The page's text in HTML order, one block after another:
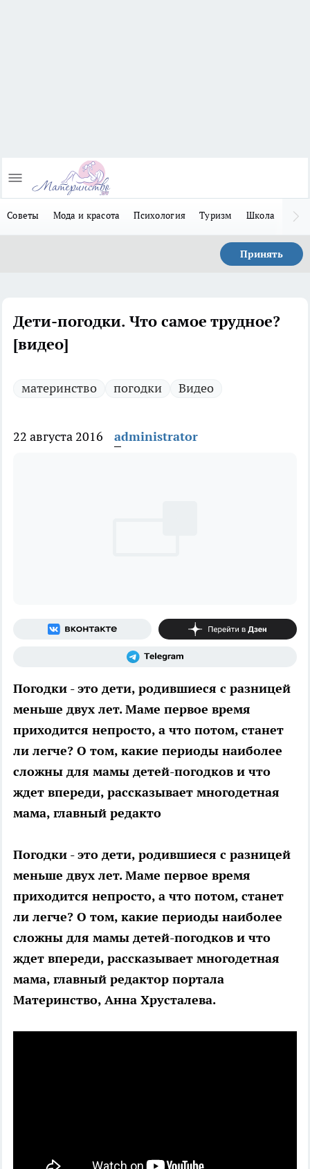
Советы Мода и красота Психология Туризм Школа
Принять
Дети-погодки. Что самое трудное?
[видео]
материнство погодки Видео
22 августа 2016 administrator
Погодки - это дети, родившиеся с разницей
меньше двух лет. Маме первое время
приходится непросто, а что потом, станет
ли легче? О том, какие периоды наиболее
сложны для мамы детей-погодков и что
ждет впереди, рассказывает многодетная
мама, главный редакто
Погодки - это дети, родившиеся с разницей
меньше двух лет. Маме первое время
приходится непросто, а что потом, станет
ли легче? О том, какие периоды наиболее
сложны для мамы детей-погодков и что
ждет впереди, рассказывает многодетная
мама, главный редактор портала
Материнство, Анна Хрусталева.